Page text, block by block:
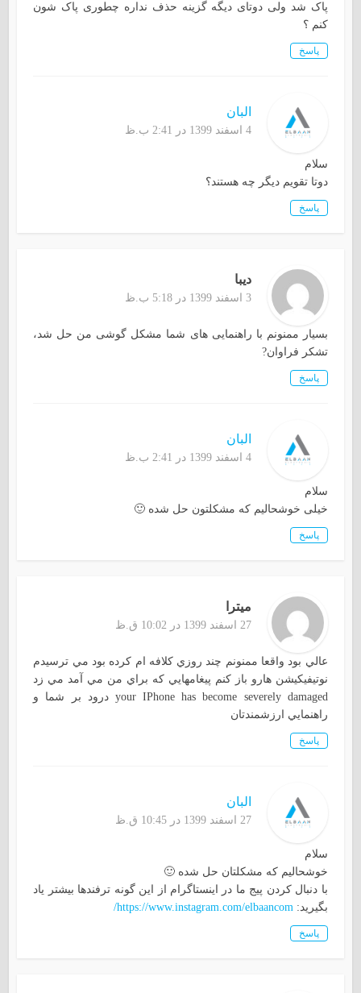
پاک شد ولی دوتای دیگه گزینه حذف نداره چطوری پاک شون
کنم ؟
پاسخ
البان
4 اسفند 1399 در 2:41 ب.ظ
سلام
دوتا تقویم دیگر چه هستند؟
پاسخ
دیبا
3 اسفند 1399 در 5:18 ب.ظ
بسیار ممنونم با راهنمایی های شما مشکل گوشی من حل شد،
تشکر فراوان?
پاسخ
البان
4 اسفند 1399 در 2:41 ب.ظ
سلام
خیلی خوشحالیم که مشکلتون حل شده 🙂
پاسخ
ميترا
27 اسفند 1399 در 10:02 ق.ظ
عالي بود واقعا ممنونم چند روزي كلافه ام كرده بود مي ترسيدم
نوتيفيكيشن هارو باز كنم پيغامهايي كه براي من مي آمد مي زد
your IPhone has become severely damaged درود بر شما و
راهنمايي ارزشمندتان
پاسخ
البان
27 اسفند 1399 در 10:45 ق.ظ
سلام
خوشحالیم که مشکلتان حل شده 🙂
با دنبال کردن پیج ما در اینستاگرام از این گونه ترفندها بیشتر یاد
بگیرید:https://www.instagram.com/elbaancom/
پاسخ